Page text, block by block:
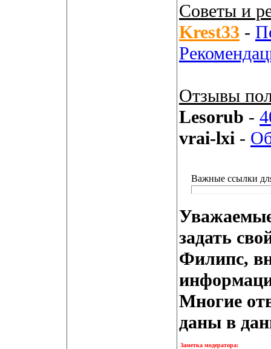
Советы и
Krest33 -
Отзывы
Lesorub -
vrai-lxi -
Важные ссылки
задать
Филипс,
Многие
даны в
Заметка модератора: